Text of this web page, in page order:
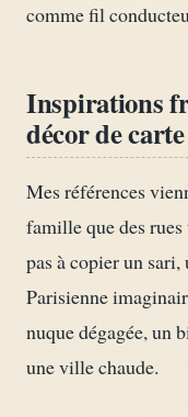
comme fil
Inspirations
décor de
Mes références
famille que des rues
pas à copier un
Parisienne
nuque dégagée, un
une ville chaude.